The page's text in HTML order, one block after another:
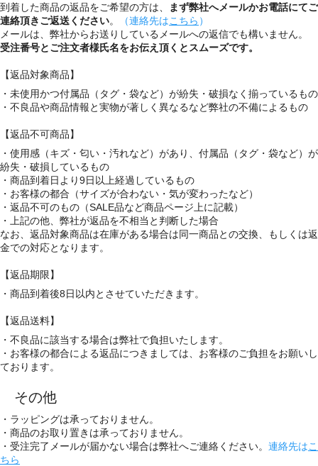
到着した商品の返品をご希望の方は、
まず弊社へメールかお電話にてご
連絡頂きご返送ください。 （連絡先はこちら ）
メールは、弊社からお送りしているメールへの返信でも構いません。
受注番号とご注文者様氏名をお伝え頂くとスムーズです。
【返品対象商品】
・未使用かつ付属品（タグ・袋など）が紛失・破損なく揃っているもの
・不良品や商品情報と実物が著しく異なるなど弊社の不備によるもの
【返品不可商品】
・使用感（キズ・匂い・汚れなど）があり、付属品（タグ・袋など）が
紛失・破損しているもの
・商品到着日より9日以上経過しているもの
・お客様の都合（サイズが合わない・気が変わったなど）
・返品不可のもの（SALE品など商品ページ上に記載）
・上記の他、弊社が返品を不相当と判断した場合
なお、返品対象商品は在庫がある場合は同一商品との交換、もしくは返
金での対応となります。
【返品期限】
・商品到着後8日以内とさせていただきます。
【返品送料】
・不良品に該当する場合は弊社で負担いたします。
・お客様の都合による返品につきましては、お客様のご負担をお願いし
ております。
その他
・ラッピングは承っておりません。
・商品のお取り置きは承っておりません。
・受注完了メールが届かない場合は弊社へご連絡ください。 連絡先はこ
ちら